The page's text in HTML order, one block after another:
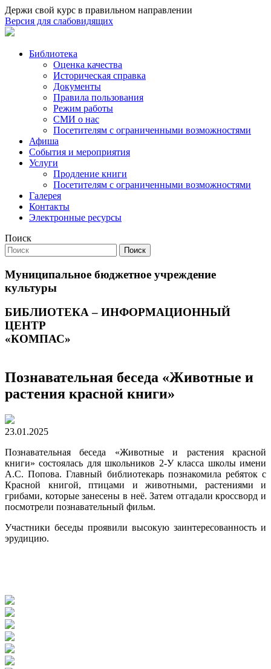
Держи свой курс в правильном направлении
Версия для слабовидящих
Библиотека
Оценка качества
Историческая справка
Документы
Правила пользования
Режим работы
СМИ о нас
Посетителям с ограниченными возможностями
Афиша
События и мероприятия
Услуги
Продление книги
Посетителям с ограниченными возможностями
Галерея
Контакты
Электронные ресурсы
Поиск
Поиск
Муниципальное бюджетное учреждение
культуры
БИБЛИОТЕКА – ИНФОРМАЦИОННЫЙ
ЦЕНТР
«КОМПАС»
Познавательная беседа «Животные и
растения красной книги»
23.01.2025
Познавательная беседа «Животные и растения красной
книги» состоялась для школьников 2-У класса школы имени
А.С. Попова. Главный библиотекарь познакомила ребяток с
Красной книгой, птицами и животными, растениями и
грибами, которые занесены в неё. Затем отгадали кроссворд и
посмотрели познавательный фильм.
Участники беседы проявили высокую заинтересованность и
эрудицию.